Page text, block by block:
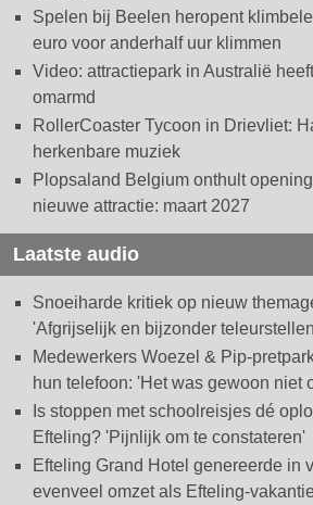
Spelen bij Beelen heropent
euro voor anderhalf uur klimmen
Video: attractiepark in Australië
omarmd
RollerCoaster Tycoon in Drievliet:
herkenbare muziek
Plopsaland Belgium onthult
nieuwe attractie: maart 2027
Laatste audio
Snoeiharde kritiek op nieuw
'Afgrijselijk en bijzonder
Medewerkers Woezel & Pip-
hun telefoon: 'Het was gewoon niet
Is stoppen met schoolreisjes dé
Efteling? 'Pijnlijk om te constateren'
Efteling Grand Hotel genereerde in
evenveel omzet als Efteling-